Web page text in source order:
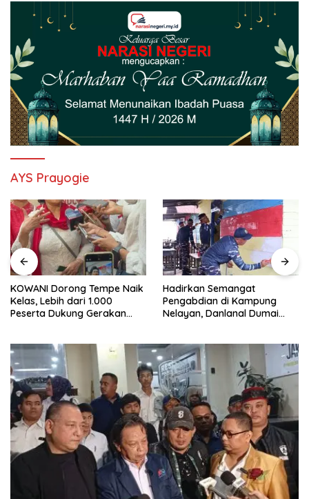
AYS Prayogie
KOWANI Dorong Tempe Naik
Kelas, Lebih dari 1.000
Peserta Dukung Gerakan
Hadirkan Semangat
Pengabdian di Kampung
Nelayan, Danlanal Dumai